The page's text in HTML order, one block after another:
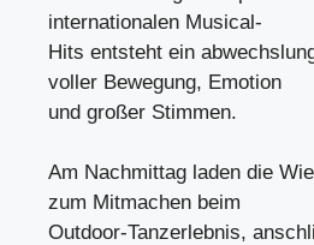
internationalen Musical-
Hits entsteht ein
voller Bewegung, Emotion
und großer Stimmen.
Am Nachmittag laden die
zum Mitmachen beim
Outdoor-Tanzerlebnis,